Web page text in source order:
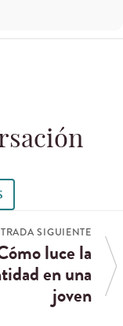
SIGUIENTE
luce la
en una
joven